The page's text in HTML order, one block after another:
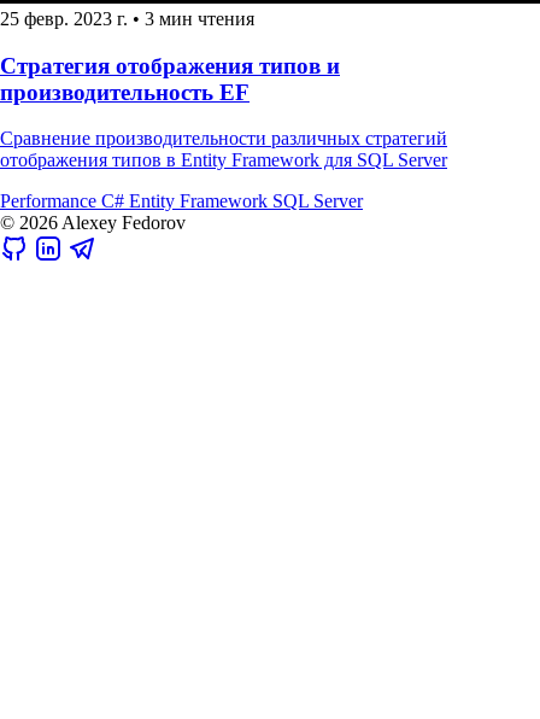
25 февр. 2023 г. • 3 мин чтения
Cтратегия отображения типов и
производительность EF
Сравнение производительности различных стратегий
отображения типов в Entity Framework для SQL Server
Performance C# Entity Framework SQL Server
© 2026 Alexey Fedorov